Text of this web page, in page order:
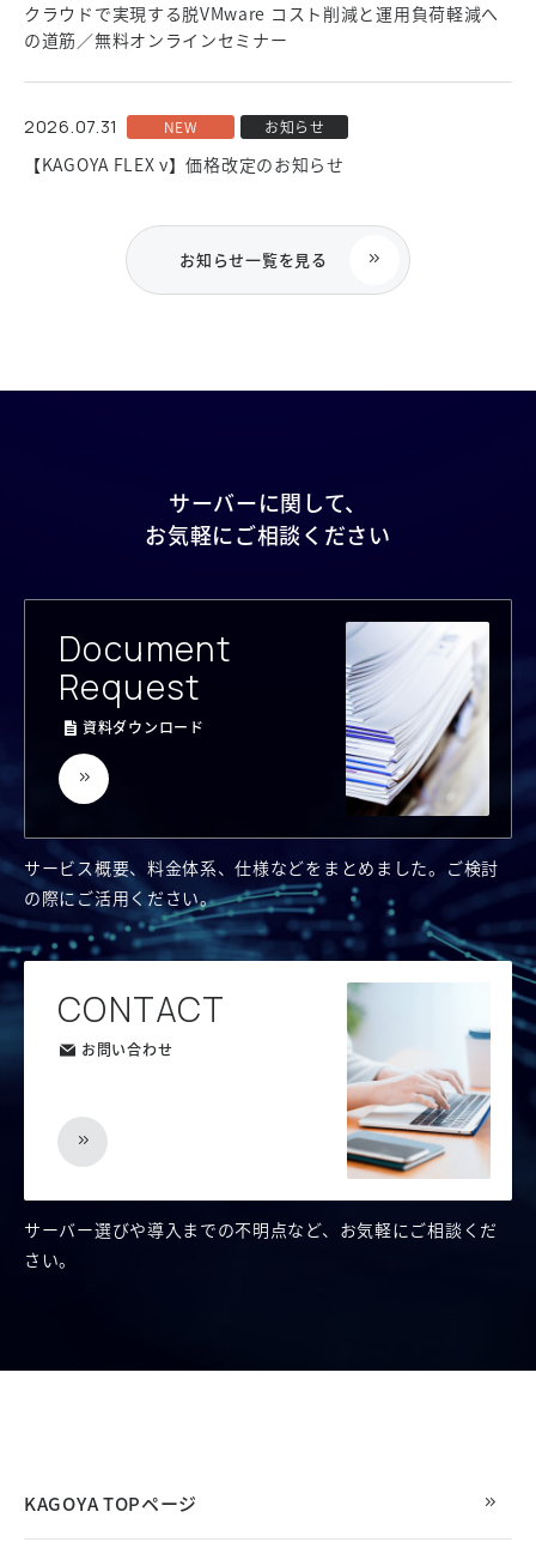
クラウドで実現する脱VMware コスト削減と運用負荷軽減へ
の道筋／無料オンラインセミナー
2026.07.31 NEW お知らせ
【KAGOYA FLEX ν】価格改定のお知らせ
お知らせ一覧を見る
サーバーに関して、
お気軽にご相談ください
Document
Request
資料ダウンロード
サービス概要、料金体系、仕様などをまとめました。 ご検討
の際にご活用ください。
CONTACT
お問い合わせ
サーバー選びや導入までの不明点など、お気軽にご相談くだ
さい。
KAGOYA TOPページ